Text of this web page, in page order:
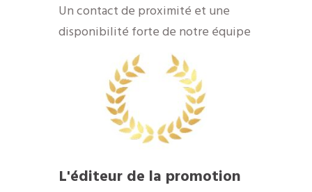
​Un contact de proximité et une
disponibilité forte de notre équipe
​L'éditeur de la promotion